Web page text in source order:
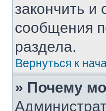
закончить и
сообщения
раздела.
Вернуться к
» Почему